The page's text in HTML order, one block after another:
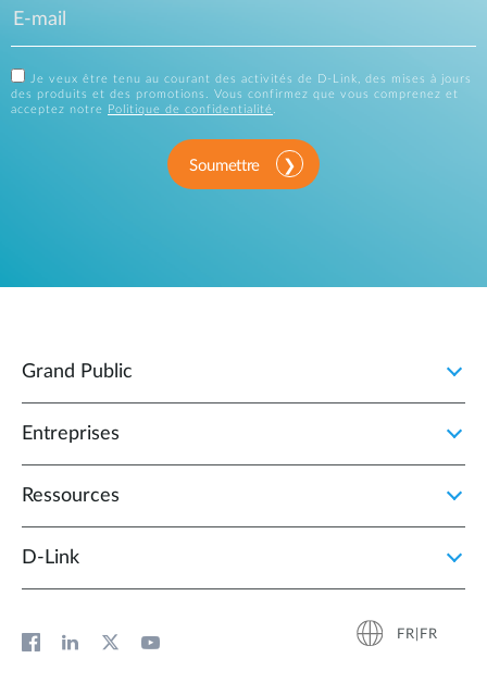
Je veux être tenu au courant des activités de D-Link, des mises à jours
des produits et des promotions. Vous confirmez que vous comprenez et
acceptez notre
Politique de confidentialité.
Soumettre
Grand Public
Entreprises
Ressources
D‑Link
FR|FR